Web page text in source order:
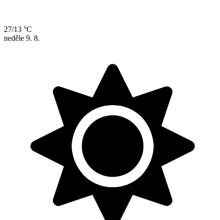
27/13 °C
neděle 9. 8.